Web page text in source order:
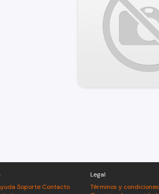
Soporte Contacto
Legal
Términos y condiciones